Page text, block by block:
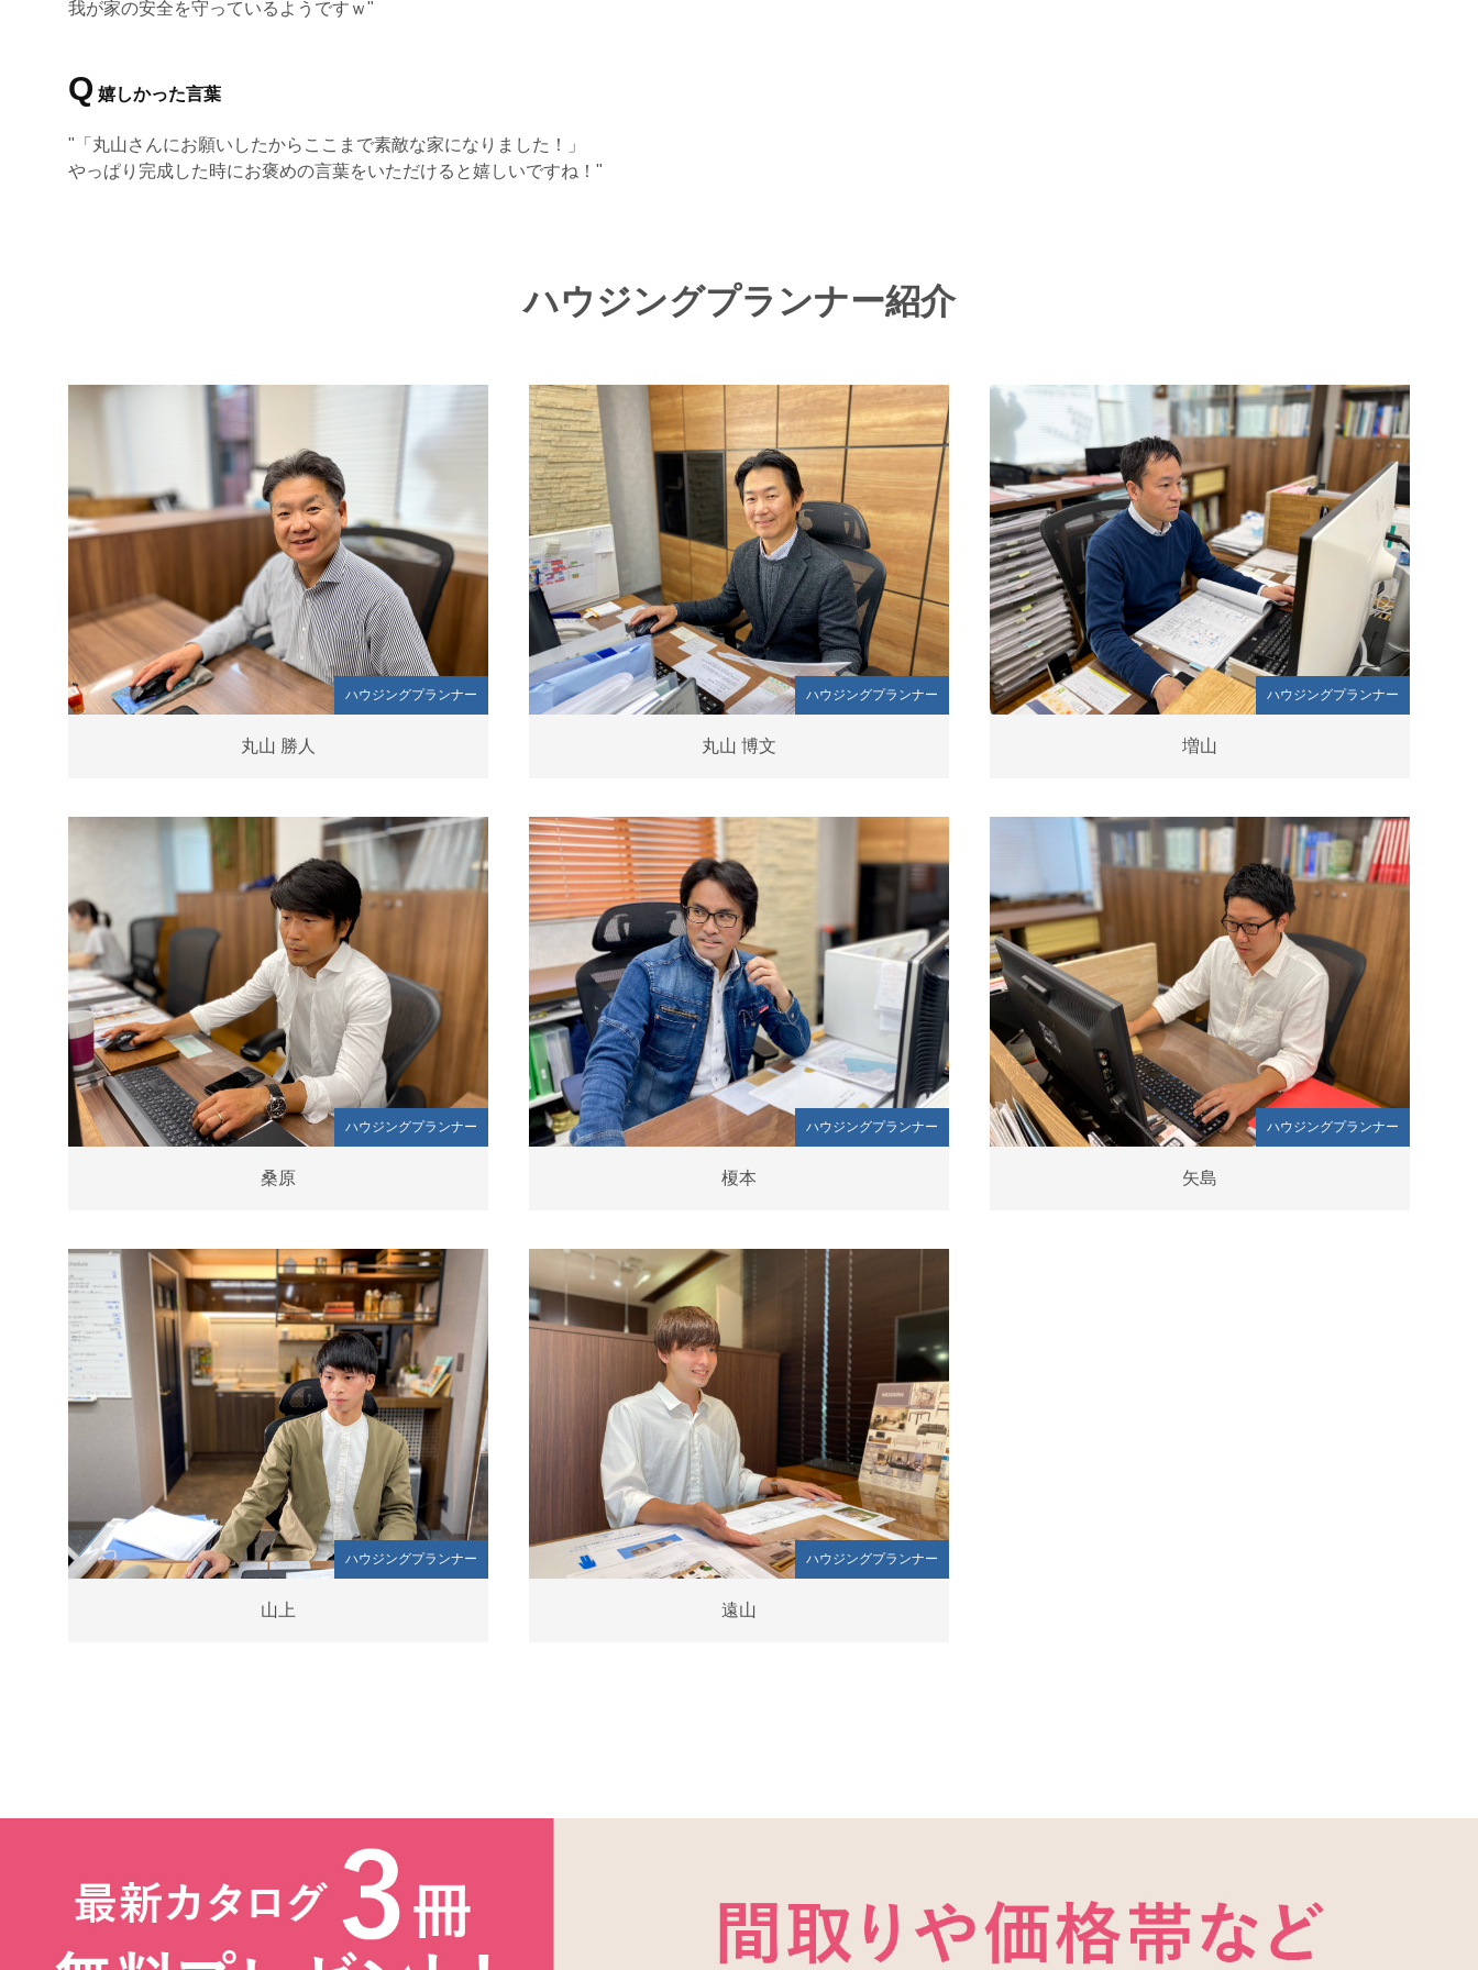
我が家の安全を守っているようですｗ"
Q 嬉しかった言葉
"「丸山さんにお願いしたからここまで素敵な家になりました！」
やっぱり完成した時にお褒めの言葉をいただけると嬉しいですね！"
ハウジングプランナー紹介
ハウジングプランナー
丸山 勝人
ハウジングプランナー
丸山 博文
ハウジングプランナー
増山
ハウジングプランナー
桑原
ハウジングプランナー
榎本
ハウジングプランナー
矢島
ハウジングプランナー
山上
ハウジングプランナー
遠山